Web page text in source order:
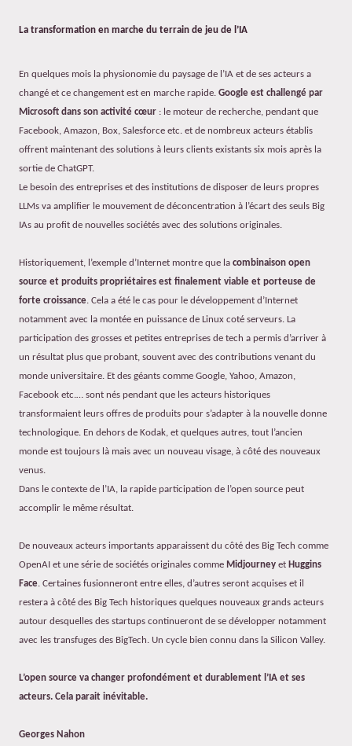
La transformation en marche du terrain de jeu de l’IA
En quelques mois la physionomie du paysage de l’IA et de ses acteurs a
changé et ce changement est en marche rapide. Google est challengé par
Microsoft dans son activité cœur : le moteur de recherche, pendant que
Facebook, Amazon, Box, Salesforce etc. et de nombreux acteurs établis
offrent maintenant des solutions à leurs clients existants six mois après la
sortie de ChatGPT.
Le besoin des entreprises et des institutions de disposer de leurs propres
LLMs va amplifier le mouvement de déconcentration à l’écart des seuls Big
IAs au profit de nouvelles sociétés avec des solutions originales.
Historiquement, l’exemple d’Internet montre que la combinaison open
source et produits propriétaires est finalement viable et porteuse de
forte croissance. Cela a été le cas pour le développement d’Internet
notamment avec la montée en puissance de Linux coté serveurs. La
participation des grosses et petites entreprises de tech a permis d’arriver à
un résultat plus que probant, souvent avec des contributions venant du
monde universitaire. Et des géants comme Google, Yahoo, Amazon,
Facebook etc.… sont nés pendant que les acteurs historiques
transformaient leurs offres de produits pour s’adapter à la nouvelle donne
technologique. En dehors de Kodak, et quelques autres, tout l’ancien
monde est toujours là mais avec un nouveau visage, à côté des nouveaux
venus.
Dans le contexte de l’IA, la rapide participation de l’open source peut
accomplir le même résultat.
De nouveaux acteurs importants apparaissent du côté des Big Tech comme
OpenAI et une série de sociétés originales comme Midjourney et Huggins
Face. Certaines fusionneront entre elles, d’autres seront acquises et il
restera à côté des Big Tech historiques quelques nouveaux grands acteurs
autour desquelles des startups continueront de se développer notamment
avec les transfuges des BigTech. Un cycle bien connu dans la Silicon Valley.
L’open source va changer profondément et durablement l’IA et ses
acteurs. Cela parait inévitable.
Georges Nahon